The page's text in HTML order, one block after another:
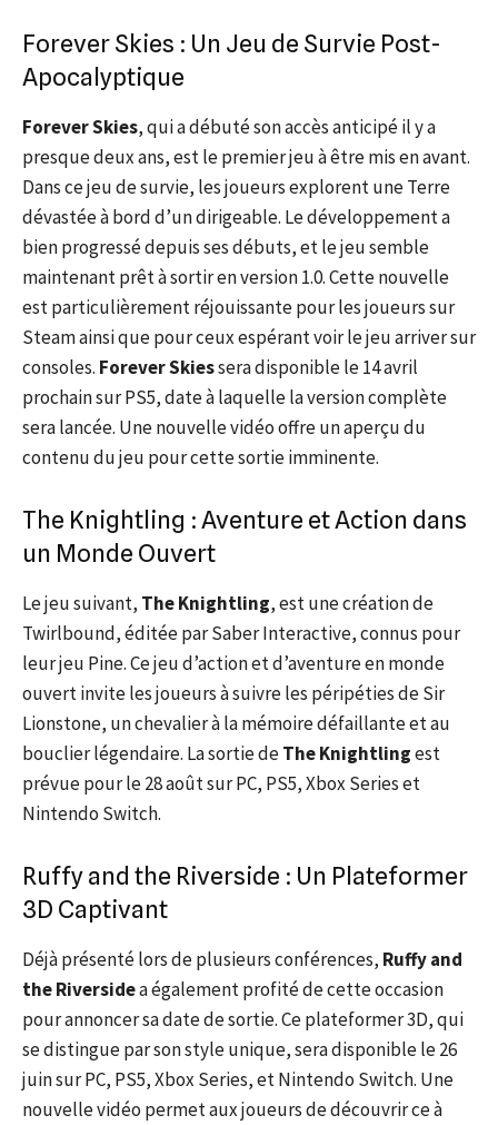
Forever Skies : Un Jeu de Survie Post-
Apocalyptique
Forever Skies, qui a débuté son accès anticipé il y a
presque deux ans, est le premier jeu à être mis en avant.
Dans ce jeu de survie, les joueurs explorent une Terre
dévastée à bord d’un dirigeable. Le développement a
bien progressé depuis ses débuts, et le jeu semble
maintenant prêt à sortir en version 1.0. Cette nouvelle
est particulièrement réjouissante pour les joueurs sur
Steam ainsi que pour ceux espérant voir le jeu arriver sur
consoles. Forever Skiessera disponible le 14 avril
prochain sur PS5, date à laquelle la version complète
sera lancée. Une nouvelle vidéo offre un aperçu du
contenu du jeu pour cette sortie imminente.
The Knightling : Aventure et Action dans
un Monde Ouvert
Le jeu suivant, The Knightling, est une création de
Twirlbound, éditée par Saber Interactive, connus pour
leur jeu Pine. Ce jeu d’action et d’aventure en monde
ouvert invite les joueurs à suivre les péripéties de Sir
Lionstone, un chevalier à la mémoire défaillante et au
bouclier légendaire. La sortie deThe Knightlingest
prévue pour le 28 août sur PC, PS5, Xbox Series et
Nintendo Switch.
Ruffy and the Riverside : Un Plateformer
3D Captivant
Déjà présenté lors de plusieurs conférences, Ruffy and
the Riversidea également profité de cette occasion
pour annoncer sa date de sortie. Ce plateformer 3D, qui
se distingue par son style unique, sera disponible le 26
juin sur PC, PS5, Xbox Series, et Nintendo Switch. Une
nouvelle vidéo permet aux joueurs de découvrir ce à